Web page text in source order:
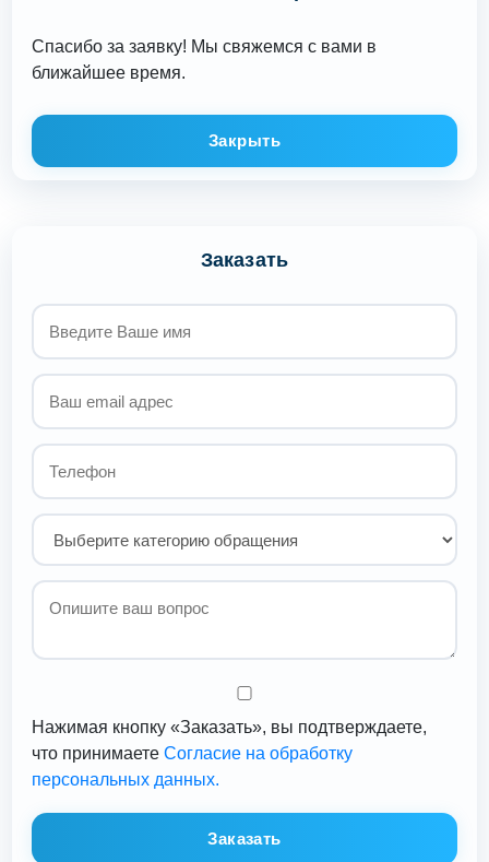
Спасибо за заявку! Мы свяжемся с вами в
ближайшее время.
Закрыть
Заказать
Нажимая кнопку «Заказать», вы подтверждаете,
что принимаетеСогласие на обработку
персональных данных.
Заказать